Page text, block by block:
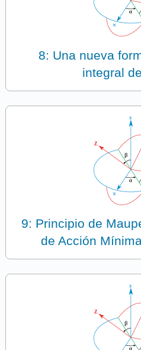
8: Una nueva
integral
9: Principio de
de Acción